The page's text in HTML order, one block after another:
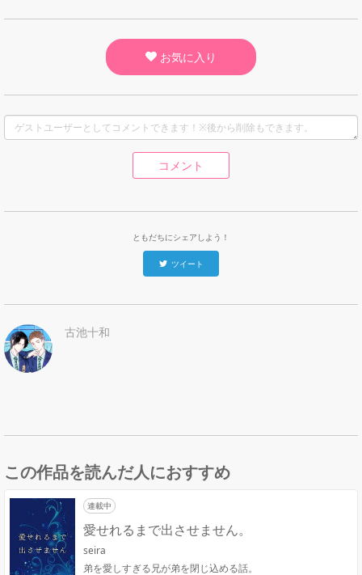
お気に入り
コメント
ともだちにシェアしよう！
ツイート
古池十和
この作品を読んだ人におすすめ
連載中
愛せれるまで出させません。
seira
弟を愛しすぎる兄が弟を閉じ込める話。